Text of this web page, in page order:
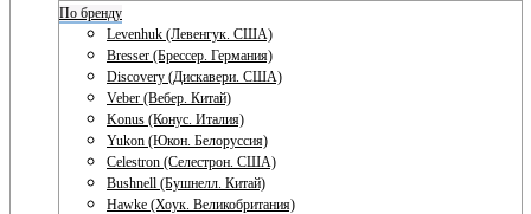
По бренду
Levenhuk (Левенгук. США)
Bresser (Брессер. Германия)
Discovery (Дискавери. США)
Veber (Вебер. Китай)
Konus (Конус. Италия)
Yukon (Юкон. Белоруссия)
Celestron (Селестрон. США)
Bushnell (Бушнелл. Китай)
Hawke (Хоук. Великобритания)